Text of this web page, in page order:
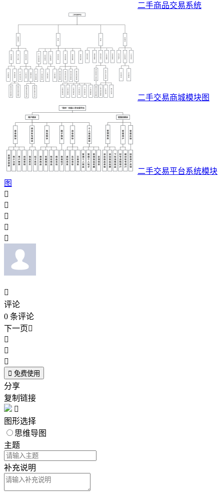
二手商品交易系统
二手交易商城模块图
二手交易平台系统模块
图






评论
0 条评论
下一页



 免费使用
分享
复制链接

图形选择
思维导图
主题
补充说明